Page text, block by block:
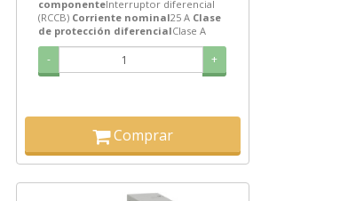
componenteInterruptor diferencial
(RCCB) Corriente nominal25 A Clase
de protección diferencialClase A
- +
Comprar